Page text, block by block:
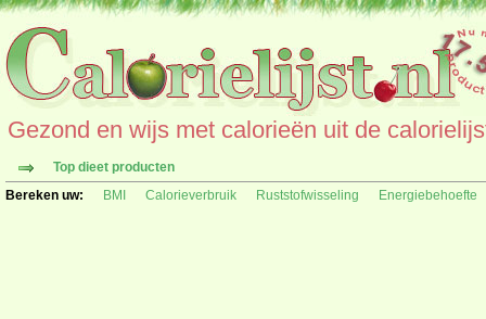
Gezond en wijs met calorieën uit de
Top dieet producten
Bereken uw:
BMI Calorieverbruik Ruststofwisseling Energiebehoefte